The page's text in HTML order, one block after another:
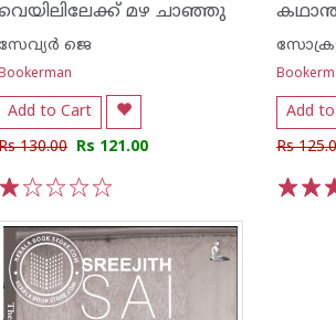
മഴ ചാഞ്ഞു
ജെ
Add to Cart
130.00 Rs 121.00
Add
Rs